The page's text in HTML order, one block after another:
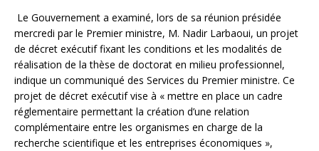
Le Gouvernement a examiné, lors de sa réunion présidée
mercredi par le Premier ministre, M. Nadir Larbaoui, un projet
de décret exécutif fixant les conditions et les modalités de
réalisation de la thèse de doctorat en milieu professionnel,
indique un communiqué des Services du Premier ministre. Ce
projet de décret exécutif vise à « mettre en place un cadre
réglementaire permettant la création d’une relation
complémentaire entre les organismes en charge de la
recherche scientifique et les entreprises économiques »,